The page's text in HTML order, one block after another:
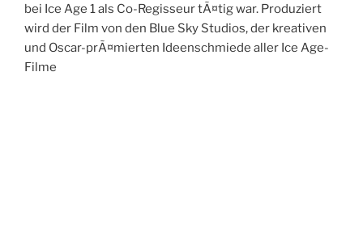
bei Ice Age 1 als Co-Regisseur tÃ¤tig war. Produziert
wird der Film von den Blue Sky Studios, der kreativen
und Oscar-prÃ¤mierten Ideenschmiede aller Ice Age-
Filme